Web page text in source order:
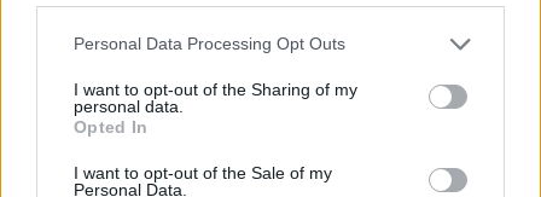
Please note that this website/app uses one or more Google
not limited to your visit or usage behaviour. You may click to
grant or deny consent to Google and its third-party tags to
use your data for below specified purposes in below Google
consent section.
Personal Data Processing Opt Outs
I want to opt-out of the Sharing of my
personal data.
Opted In
I want to opt-out of the Sale of my
Personal Data.
από την πρώτη στιγμή ενημερώσει αρμοδίως, «ότι με
τόσα νοσοκομεία και τόσα κριτήρια η διαδικασία θα ήταν
την ολοκλήρωση της πρώτης διαδικασίας για τους
διοικητές των ΥΠΕ.